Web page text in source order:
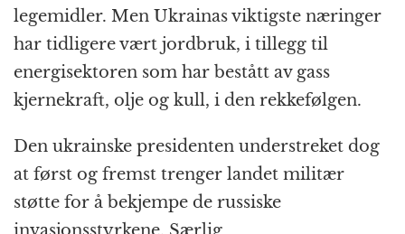
legemidler. Men Ukrainas viktigste næringer
har tidligere vært jordbruk, i tillegg til
energisektoren som har bestått av gass
kjernekraft, olje og kull, i den rekkefølgen.
Den ukrainske presidenten understreket dog
at først og fremst trenger landet militær
støtte for å bekjempe de russiske